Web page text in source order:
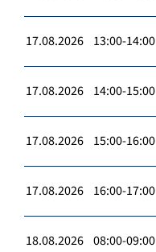
17.08.2026 13:00-14:00
17.08.2026 14:00-15:00
17.08.2026 15:00-16:00
17.08.2026 16:00-17:00
18.08.2026 08:00-09:00